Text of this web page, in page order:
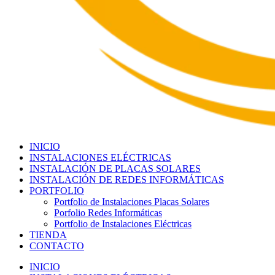
INICIO
INSTALACIONES ELÉCTRICAS
INSTALACIÓN DE PLACAS SOLARES
INSTALACIÓN DE REDES INFORMÁTICAS
PORTFOLIO
Portfolio de Instalaciones Placas Solares
Porfolio Redes Informáticas
Portfolio de Instalaciones Eléctricas
TIENDA
CONTACTO
INICIO